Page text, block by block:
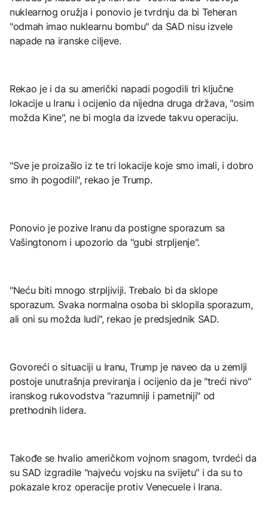
nuklearnog oružja i ponovio je tvrdnju da bi Teheran
"odmah imao nuklearnu bombu" da SAD nisu izvele
napade na iranske ciljeve.
Rekao je i da su američki napadi pogodili tri ključne
lokacije u Iranu i ocijenio da nijedna druga država, "osim
možda Kine", ne bi mogla da izvede takvu operaciju.
"Sve je proizašlo iz te tri lokacije koje smo imali, i dobro
smo ih pogodili", rekao je Trump.
Ponovio je pozive Iranu da postigne sporazum sa
Vašingtonom i upozorio da "gubi strpljenje".
"Neću biti mnogo strpljiviji. Trebalo bi da sklope
sporazum. Svaka normalna osoba bi sklopila sporazum,
ali oni su možda ludi", rekao je predsjednik SAD.
Govoreći o situaciji u Iranu, Trump je naveo da u zemlji
postoje unutrašnja previranja i ocijenio da je "treći nivo"
iranskog rukovodstva "razumniji i pametniji" od
prethodnih lidera.
Takođe se hvalio američkom vojnom snagom, tvrdeći da
su SAD izgradile "najveću vojsku na svijetu" i da su to
pokazale kroz operacije protiv Venecuele i Irana.